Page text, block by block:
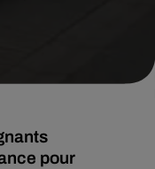
pour